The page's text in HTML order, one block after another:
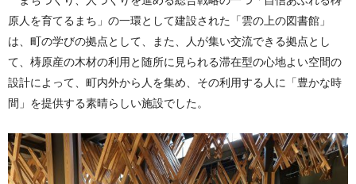
原人を育てるまち」の一環として建設された「雲の上の図書館」
は、町の学びの拠点として、また、人が集い交流できる拠点とし
て、梼原産の木材の利用と随所に見られる滞在型の心地よい空間の
設計によって、町内外から人を集め、その利用する人に「豊かな時
間」を提供する素晴らしい施設でした。